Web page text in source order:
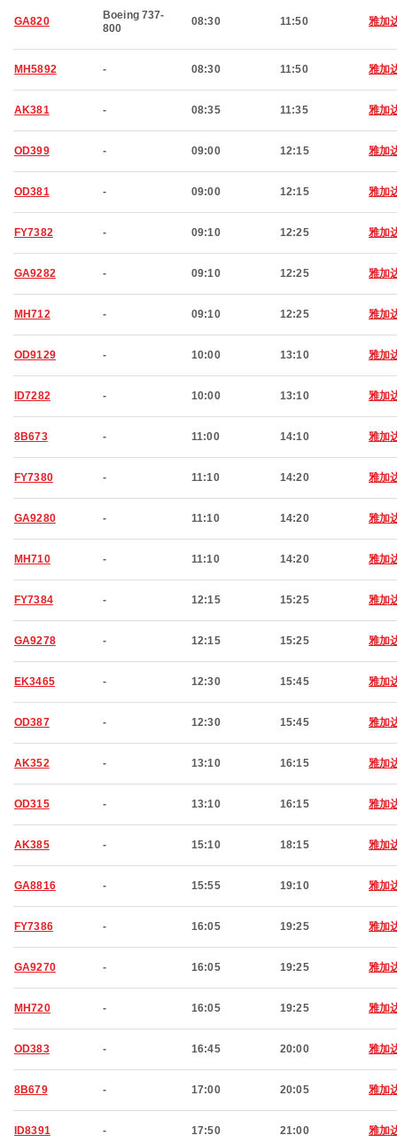
GA820
Boeing 737-
800
08:30 11:50 雅加
MH5892 - 08:30 11:50 雅加
AK381 - 08:35 11:35 雅加
OD399 - 09:00 12:15 雅加
OD381 - 09:00 12:15 雅加
FY7382 - 09:10 12:25 雅加
GA9282 - 09:10 12:25 雅加
MH712 - 09:10 12:25 雅加
OD9129 - 10:00 13:10 雅加
ID7282 - 10:00 13:10 雅加
8B673 - 11:00 14:10 雅加
FY7380 - 11:10 14:20 雅加
GA9280 - 11:10 14:20 雅加
MH710 - 11:10 14:20 雅加
FY7384 - 12:15 15:25 雅加
GA9278 - 12:15 15:25 雅加
EK3465 - 12:30 15:45 雅加
OD387 - 12:30 15:45 雅加
AK352 - 13:10 16:15 雅加
OD315 - 13:10 16:15 雅加
AK385 - 15:10 18:15 雅加
GA8816 - 15:55 19:10 雅加
FY7386 - 16:05 19:25 雅加
GA9270 - 16:05 19:25 雅加
MH720 - 16:05 19:25 雅加
OD383 - 16:45 20:00 雅加
8B679 - 17:00 20:05 雅加
ID8391 - 17:50 21:00 雅加